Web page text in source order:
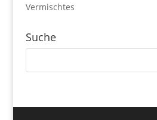
Vermischtes
Suche